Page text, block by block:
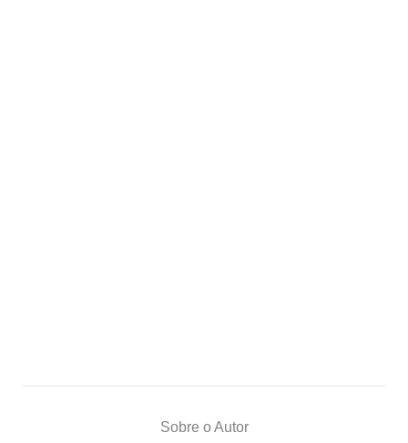
Sobre o Autor